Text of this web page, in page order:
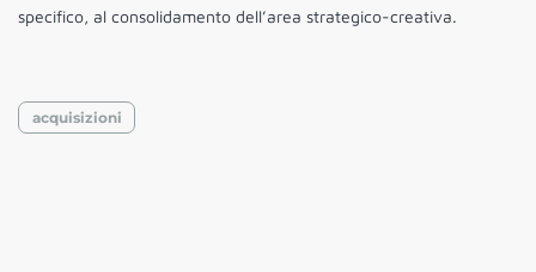
specifico, al consolidamento dell’area strategico-creativa.
acquisizioni